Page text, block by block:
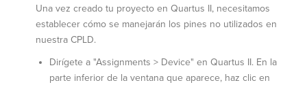
Una vez creado tu proyecto en Quartus II, necesitamos
establecer cómo se manejarán los pines no utilizados en
nuestra CPLD.
Dirígete a "Assignments > Device" en Quartus II. En la
parte inferior de la ventana que aparece, haz clic en